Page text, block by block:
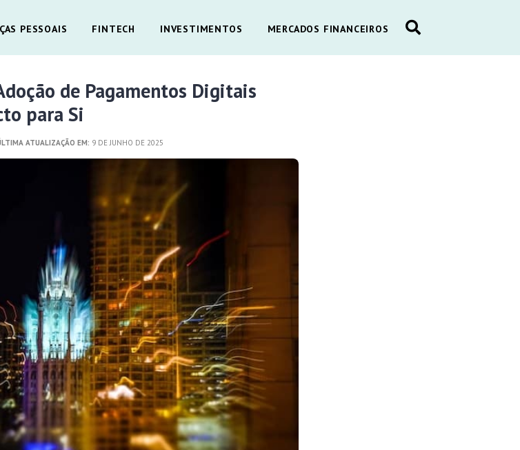
PESSOAIS FINTECH INVESTIMENTOS MERCADOS FINANCEIROS
de Pagamentos Digitais
para Si
ATUALIZAÇÃO EM: 9 DE JUNHO DE 2025